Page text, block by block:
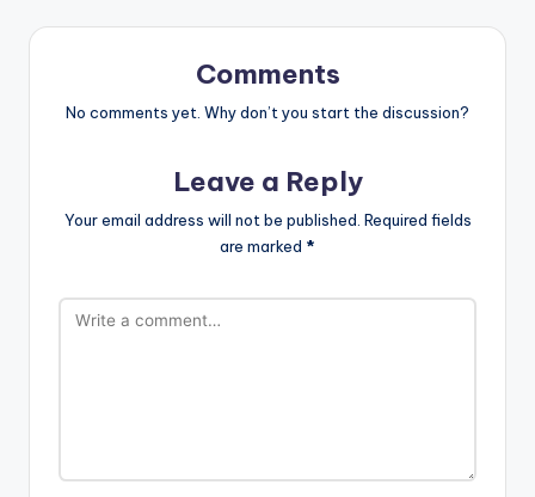
Comments
No comments yet. Why don’t you start the discussion?
Leave a Reply
Your email address will not be published. Required fields
are marked *